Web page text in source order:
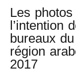
Les
l’intention
bureaux
région
2017